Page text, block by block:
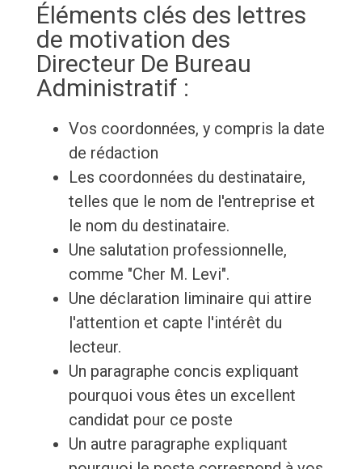
Éléments clés des lettres
de motivation des
Directeur De Bureau
Administratif :
Vos coordonnées, y compris la date
de rédaction
Les coordonnées du destinataire,
telles que le nom de l'entreprise et
le nom du destinataire.
Une salutation professionnelle,
comme "Cher M. Levi".
Une déclaration liminaire qui attire
l'attention et capte l'intérêt du
lecteur.
Un paragraphe concis expliquant
pourquoi vous êtes un excellent
candidat pour ce poste
Un autre paragraphe expliquant